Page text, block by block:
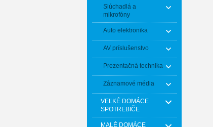
Slúchadlá a
mikrofóny
Auto elektronika
AV príslušenstvo
Prezentačná technika
Záznamové média
VEĽKÉ DOMÁCE
SPOTREBIČE
MALÉ DOMÁCE